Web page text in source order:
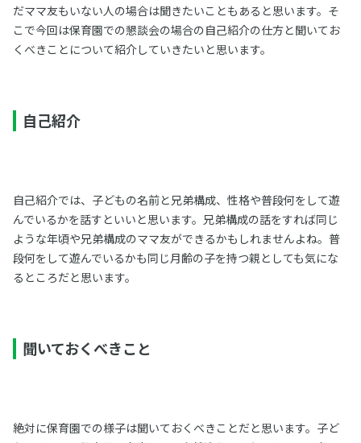
だママ友もいない人の場合は聞きたいこともあると思います。そ
こで今回は保育園での懇談会の場合の自己紹介の仕方と聞いてお
くべきことについて紹介していきたいと思います。
自己紹介
自己紹介では、子どもの名前と兄弟構成、性格や普段何をして遊
んでいるかを話すといいと思います。兄弟構成の話をすれば同じ
ような年頃や兄弟構成のママ友ができるかもしれませんよね。普
段何をして遊んでいるかも同じ月齢の子を持つ親としても気にな
るところだと思います。
聞いておくべきこと
絶対に保育園での様子は聞いておくべきことだと思います。子ど